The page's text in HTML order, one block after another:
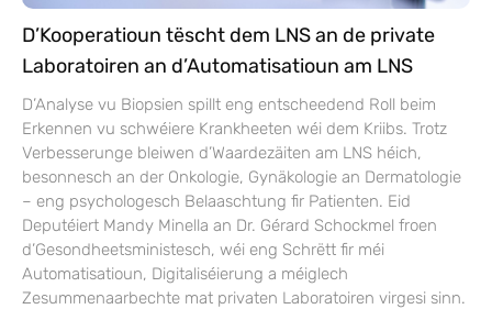
D’Kooperatioun tëscht dem LNS an de private
Laboratoiren an d’Automatisatioun am LNS
D’Analyse vu Biopsien spillt eng entscheedend Roll beim
Erkennen vu schwéiere Krankheeten wéi dem Kriibs. Trotz
Verbesserunge bleiwen d’Waardezäiten am LNS héich,
besonnesch an der Onkologie, Gynäkologie an Dermatologie
– eng psychologesch Belaaschtung fir Patienten. Eid
Deputéiert Mandy Minella an Dr. Gérard Schockmel froen
d’Gesondheetsministesch, wéi eng Schrëtt fir méi
Automatisatioun, Digitaliséierung a méiglech
Zesummenaarbechte mat privaten Laboratoiren virgesi sinn.